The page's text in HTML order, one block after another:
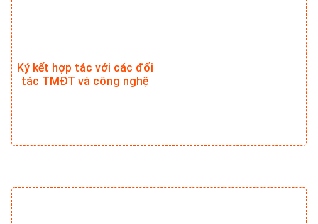
Ký kết hợp tác với các đối
tác TMĐT và công nghệ